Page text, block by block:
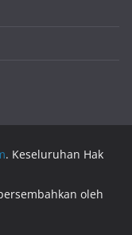
. Keseluruhan Hak
oleh